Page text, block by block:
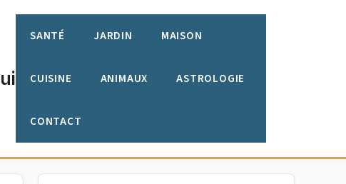
SANTÉ JARDIN MAISON
CUISINE ANIMAUX ASTROLOGIE
CONTACT